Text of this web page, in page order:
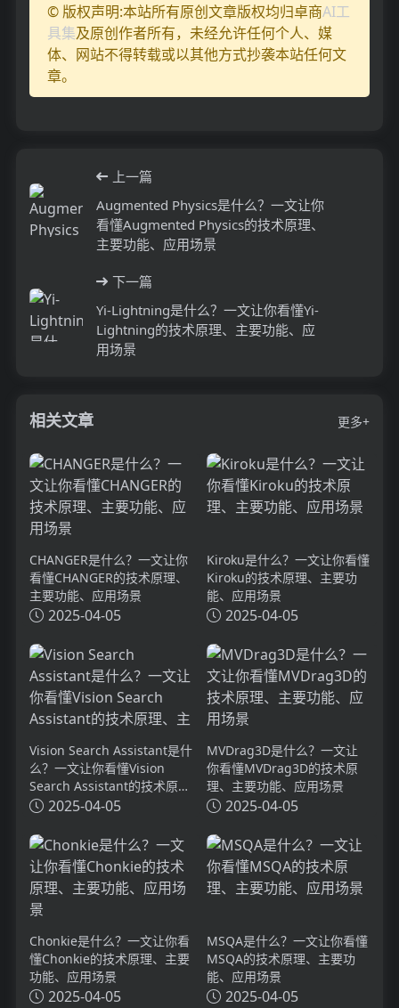
© 版权声明:本站所有原创文章版权均归卓商AI工
具集及原创作者所有，未经允许任何个人、媒
体、网站不得转载或以其他方式抄袭本站任何文
章。
上一篇
Augmented Physics是什么？一文让你
看懂Augmented Physics的技术原理、
主要功能、应用场景
下一篇
Yi-Lightning是什么？一文让你看懂Yi-
Lightning的技术原理、主要功能、应
用场景
相关文章 更多+
CHANGER是什么？一文让你
看懂CHANGER的技术原理、
主要功能、应用场景
2025-04-05
Kiroku是什么？一文让你看懂
Kiroku的技术原理、主要功
能、应用场景
2025-04-05
Vision Search Assistant是什
么？一文让你看懂Vision
Search Assistant的技术原
理、主要功能、应用场景
2025-04-05
MVDrag3D是什么？一文让
你看懂MVDrag3D的技术原
理、主要功能、应用场景
2025-04-05
Chonkie是什么？一文让你看
懂Chonkie的技术原理、主要
功能、应用场景
2025-04-05
MSQA是什么？一文让你看懂
MSQA的技术原理、主要功
能、应用场景
2025-04-05